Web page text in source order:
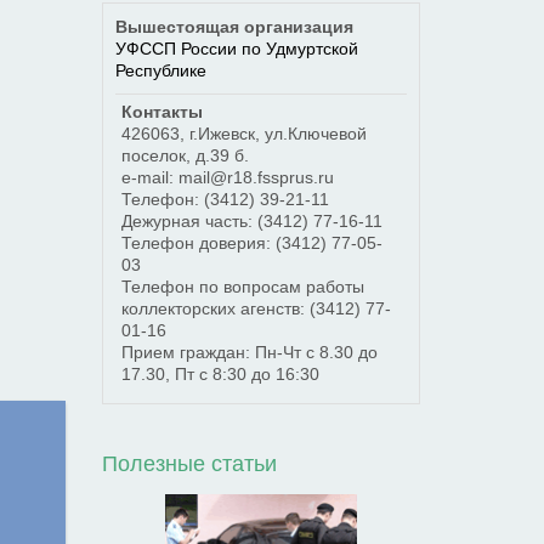
Вышестоящая организация
УФССП России по Удмуртской
Республике
Контакты
426063
г.Ижевск, ул.Ключевой
поселок, д.39 б.
e-mail: mail@r18.fssprus.ru
Телефон: (3412) 39-21-11
Дежурная часть: (3412) 77-16-11
Телефон доверия: (3412) 77-05-
03
Телефон по вопросам работы
коллекторских агенств: (3412) 77-
01-16
Прием граждан: Пн-Чт с 8.30 до
17.30, Пт с 8:30 до 16:30
Полезные статьи